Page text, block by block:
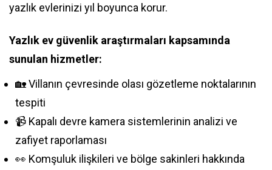
yazlık evlerinizi yıl boyunca korur.
Yazlık ev güvenlik araştırmaları kapsamında
sunulan hizmetler:
🏡 Villanın çevresinde olası gözetleme noktalarının
tespiti
📹 Kapalı devre kamera sistemlerinin analizi ve
zafiyet raporlaması
👀 Komşuluk ilişkileri ve bölge sakinleri hakkında